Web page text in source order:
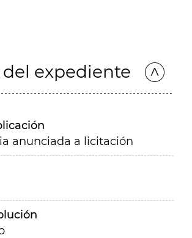
del expediente
anunciada a licitación